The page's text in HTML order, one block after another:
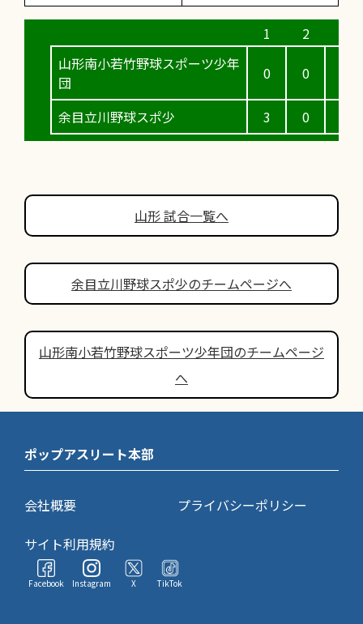
山形南小若竹野球スポーツ少年
団
余目立川野球スポ少
0
3
0
0
山形 試合一覧へ
余目立川野球スポ少のチームページへ
山形南小若竹野球スポーツ少年団のチームページ
へ
ポップアスリート本部
会社概要
プライバシーポリシー
サイト利用規約
Facebook Instagram X TikTok